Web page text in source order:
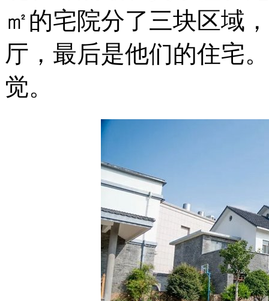
㎡的宅院分了三块区域
厅，最后是他们的住宅
觉。